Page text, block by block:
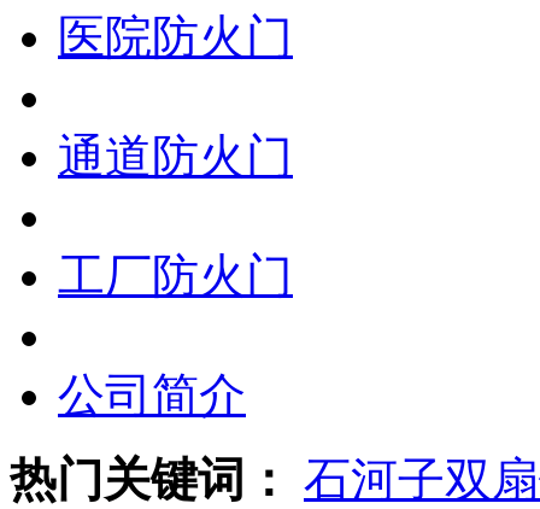
医院防火门
通道防火门
工厂防火门
公司简介
热门关键词： 石河子双